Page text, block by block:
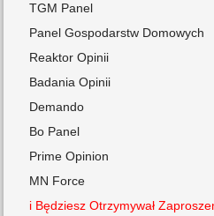
TGM Panel
Panel Gospodarstw Domowych
Reaktor Opinii
Badania Opinii
Demando
Bo Panel
Prime Opinion
MN Force
i Będziesz Otrzymywał